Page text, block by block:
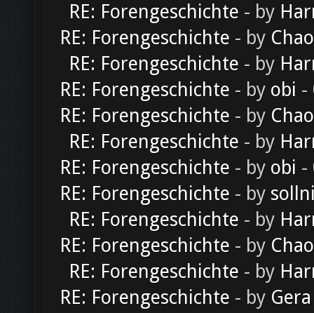
RE: Forengeschichte - by
RE: Forengeschichte - by
RE: Forengeschichte - by
RE: Forengeschichte - by obi -
RE: Forengeschichte - by
RE: Forengeschichte - by
RE: Forengeschichte - by obi -
RE: Forengeschichte - by
RE: Forengeschichte - by
RE: Forengeschichte - by
RE: Forengeschichte - by
RE: Forengeschichte - by Gera